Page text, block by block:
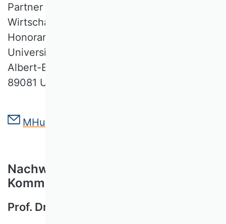
Partner der Deloitte GmbH
Wirtschaftsprüfungsgesellschaft Hamburg
Honorarprofessor
Universität Ulm
Albert-Einstein-Allee 11
89081 Ulm
MHuebscher@deloitte.de
Nachwuchsbeauftragter der
Kommission
Prof. Dr. Wolf Rogowski